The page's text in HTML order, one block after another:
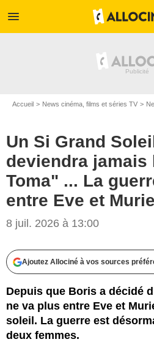
menu
Accueil News cinéma, films et séries TV
Un Si Grand
deviendra jamais
Toma" ... La
entre Eve et
8 juil. 2026 à 13:00
Ajoutez Allociné à vos sources
Depuis que Boris a décidé
ne va plus entre Eve et
soleil. La guerre est
deux femmes.